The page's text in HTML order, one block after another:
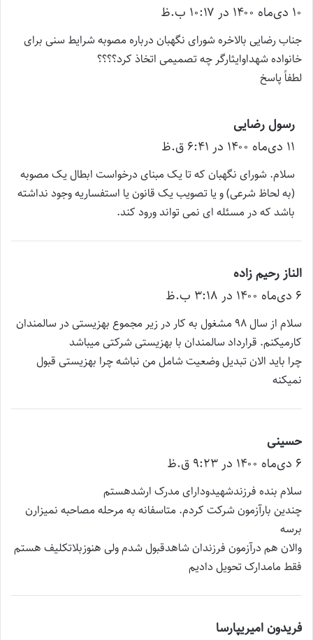
ف
ت
:
۱۰ دی‌ماه ۱۴۰۰ در ۱۰:۱۷ ب.ظ
جناب رضایی بالاخره شورای نگهبان درباره مصوبه شرایط سنی برای
خانواده شهداوایثارگر چه تصمیمی اتخاذ کرد؟؟؟؟
لطفاً پاسخ
رسول رضایی
ف
ت
:
۱۱ دی‌ماه ۱۴۰۰ در ۶:۴۱ ق.ظ
سلام. شورای نگهبان که تا یک مبنای درخواست ابطال یک مصوبه
(به لحاظ شرعی) و یا تصویب یک قانون یا استفساریه وجود نداشته
باشد که در مسئله ای نمی تواند ورود کند.
الناز رحیم زاده
ف
ت
:
۶ دی‌ماه ۱۴۰۰ در ۳:۱۸ ب.ظ
سلام از سال ۹۸ مشغول به کار در زیر مجموع بهزیستی در سالمندان
کارمیکنم. قرارداد سالمندان با بهزیستی شرکتی میباشد
چرا باید الان تبدیل وضعیت شامل من نباشه چرا بهزیستی قبول
نمیکنه
حسینی
ف
ت
:
۶ دی‌ماه ۱۴۰۰ در ۹:۲۳ ق.ظ
سلام بنده فرزندشهیدودارای مدرک ارشدهستم
چندین بارآزمون شرکت کردم. متاسفانه به مرحله مصاحبه نمیزارن
برسه
والان هم درآزمون فرزندان شاهدقبول شدم ولی هنوزبلاتکلیف هستم
فقط مامدارک تحویل دادیم
فریدون امیریپارسا